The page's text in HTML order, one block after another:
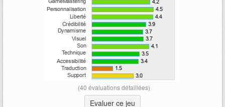
(40 évaluations détaillées)
Evaluer ce jeu